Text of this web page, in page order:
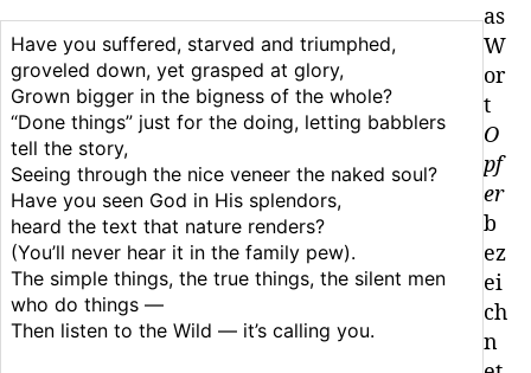
Have you suffered, starved and triumphed,
groveled down, yet grasped at glory,
Grown bigger in the bigness of the whole?
“Done things” just for the doing, letting babblers
tell the story,
Seeing through the nice veneer the naked soul?
Have you seen God in His splendors,
heard the text that nature renders?
(You’ll never hear it in the family pew).
The simple things, the true things, the silent men
who do things —
Then listen to the Wild — it’s calling you.
as
W
or
t
O
pf
er
b
ez
ei
ch
n